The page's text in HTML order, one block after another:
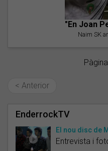
"En Joan
Naim SK
< Anterior
EnderrockTV
El nou disc de
Entrevista i